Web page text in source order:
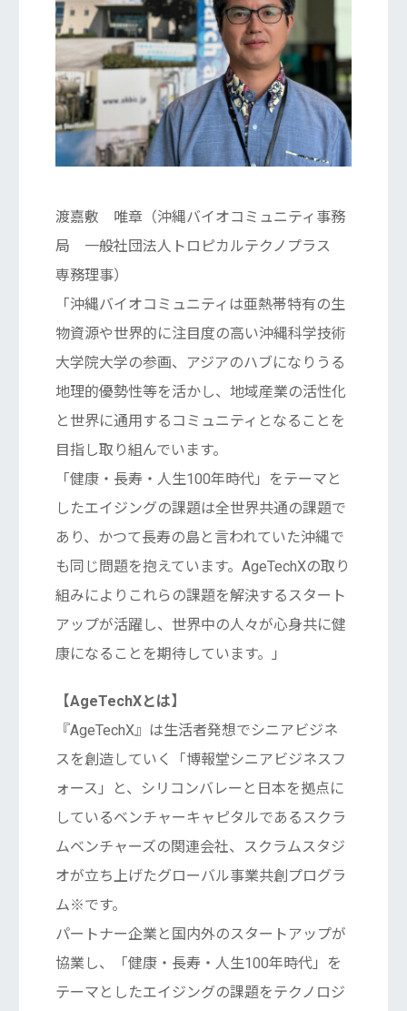
渡嘉敷 唯章（沖縄バイオコミュニティ事務
局 一般社団法人トロピカルテクノプラス
専務理事）
「沖縄バイオコミュニティは亜熱帯特有の生
物資源や世界的に注目度の高い沖縄科学技術
大学院大学の参画、アジアのハブになりうる
地理的優勢性等を活かし、地域産業の活性化
と世界に通用するコミュニティとなることを
目指し取り組んでいます。
「健康・長寿・人生100年時代」をテーマと
したエイジングの課題は全世界共通の課題で
あり、かつて長寿の島と言われていた沖縄で
も同じ問題を抱えています。AgeTechXの取り
組みによりこれらの課題を解決するスタート
アップが活躍し、世界中の人々が心身共に健
康になることを期待しています。」
【AgeTechXとは】
『AgeTechX』は生活者発想でシニアビジネ
スを創造していく「博報堂シニアビジネスフ
ォース」と、シリコンバレーと日本を拠点に
しているベンチャーキャピタルであるスクラ
ムベンチャーズの関連会社、スクラムスタジ
オが立ち上げたグローバル事業共創プログラ
ム※です。
パートナー企業と国内外のスタートアップが
協業し、「健康・長寿・人生100年時代」を
テーマとしたエイジングの課題をテクノロジ